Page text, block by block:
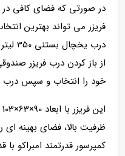
در صورتی که فضای کافی در
فریزر می تواند بهترین
درب
از باز کردن درب فریزر
خود را انتخاب و سپس درب
ظرفیت بالا، فضای بهینه‌ ای